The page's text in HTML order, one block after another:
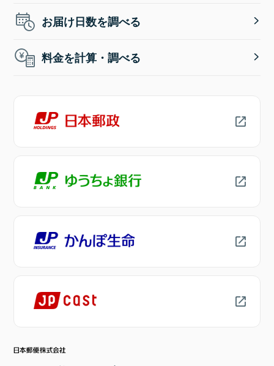
お届け日数を調べる
料金を計算・調べる